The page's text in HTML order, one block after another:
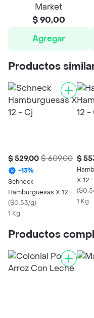
Market
$ 90,00
Agregar
Productos
$ 529,00 $ 609,00
-13%
Schneck
Hamburguesas X 12 -
Cj
($0.53/g)
1 Kg
$
X 12
(
1 Kg
Productos